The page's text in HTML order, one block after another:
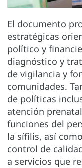
El documento
estratégicas
político y
diagnóstico y
de vigilancia y
comunidades.
de políticas
atención
funciones del
la sífilis, así
control de
a servicios que